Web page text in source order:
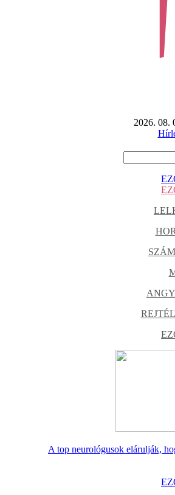
2026. 08.
A top neurológusok elárulják,